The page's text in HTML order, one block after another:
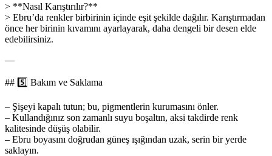
> **Nasıl Karıştırılır?**
> Ebru’da renkler birbirinin içinde eşit şekilde dağılır. Karıştırmadan
önce her birinin kıvamını ayarlayarak, daha dengeli bir desen elde
edebilirsiniz.
—
## 5️⃣ Bakım ve Saklama
– Şişeyi kapalı tutun; bu, pigmentlerin kurumasını önler.
– Kullandığınız son zamanlı suyu boşaltın, aksi takdirde renk
kalitesinde düşüş olabilir.
– Ebru boyasını doğrudan güneş ışığından uzak, serin bir yerde
saklayın.